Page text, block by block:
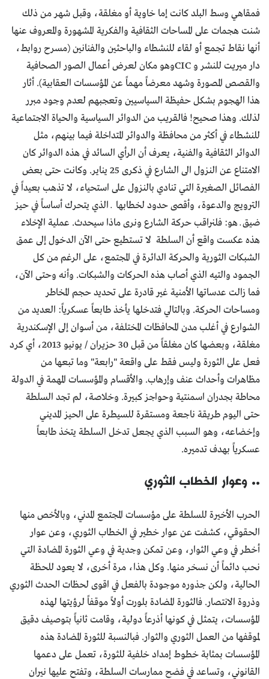
فمقاهي وسط البلد كانت إما خاوية أو مغلقة، وقبل شهر من ذلك
شنت هجمات على المساحات الثقافية والفكرية المشهورة والمعروف عنها
أنها نقاط تجمع أو لقاء للنشطاء والباحثين والفنانين (مسرح روابط،
دار ميريت للنشر و CICوهو مكان لعرض أعمال الصور الصحافية
والقصص المصورة وشهد معرضاً مهماً عن المؤسسات العقابية). أثار
هذا الهجوم بشكل حفيظة السياسيين وتعجبهم لعدم وجود مبرر
لذلك. وهذا صحيح! فالقريب من الدوائر السياسية والحياة الاجتماعية
للنشطاء في أكثر من محافظة والدوائر المتداخلة فيما بينهم، مثل
الدوائر الثقافية والفنية، يعرف أن الرأي السائد في هذه الدوائر كان
الامتناع عن النزول الى الشارع في ذكرى 25 يناير. وكانت حتى بعض
الفصائل الصغيرة التي تنادي بالنزول على استحياء، لا تذهب بعيداً في
الترويج والدعوة، وأقصى حدود لخطابها ــ الذي يتحرك أساساً في حيز
ضيق ــ هو: فلنراقب حركة الشارع ونرى ماذا سيحدث. عملية الإخلاء
هذه عكست واقع أن السلطة لا تستطيع حتى الآن الدخول إلى عمق
الشبكات الثورية والحركة الدائرة في المجتمع، على الرغم من كل
الجمود والتيه الذي أصاب هذه الحركات والشبكات. وأنه وحتى الآن،
فما زالت عدساتها الأمنية غير قادرة على تحديد حجم المخاطر
ومساحات الحركة. وبالتالي فتدخلها يأخذ طابعاً عسكرياً: العديد من
الشوارع في أغلب مدن المحافظات المختلفة، من أسوان إلى الإسكندرية
مغلقة، وبعضها كان مغلقاً من قبل 30 حزيران / يونيو 2013، أي كرد
فعل على الثورة وليس فقط على واقعة "رابعة" وما تبعها من
مظاهرات وأحداث عنف وإرهاب. والأقسام والمؤسسات المهمة في الدولة
محاطة بجدران اسمنتية وحواجز كبيرة. وخلاصة، لم تجد السلطة
حتى اليوم طريقة ناجعة ومستقرة للسيطرة على الحيز المديني
وإخضاعه، وهو السبب الذي يجعل تدخل السلطة يتخذ طابعاً
عسكرياً بهدف تدميره.
.. وعوار الخطاب الثوري
الحرب الأخيرة للسلطة على مؤسسات المجتمع المدني، وبالأخص منها
الحقوقي، كشفت عن عوار خطير في الخطاب الثوري، وعن عوار
أخطر في وعي الثوار، وعن تمكن وجدية في وعي الثورة المضادة التي
نحب دائماً أن نسخر منها. وكل هذا، مرة أخرى، لا يعود للحظة
الحالية، ولكن جذوره موجودة بالفعل في اقوى لحظات الحدث الثوري
وذروة الانتصار. فالثورة المضادة بلورت أولاً موقفاً لرؤيتها لهذه
المؤسسات، يتمثل في كونها أذرعاً دولية، وقامت ثانياً بتوصيف دقيق
لموقفها من العمل الثوري والثوار. فبالنسبة للثورة المضادة هذه
المؤسسات بمثابة خطوط إمداد خلفية للثورة، تعمل على دعمها
القانوني، وتساعد في فضح ممارسات السلطة، وتفتح عليها نيران